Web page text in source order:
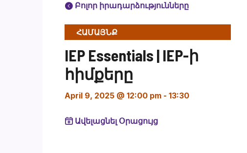
Բոլոր իրադարձությունները
ՀԱՄԱՅՆՔ
IEP Essentials | IEP-ի
հիմքերը
April 9, 2025 @ 12:00 pm - 13:30
Ավելացնել Օրացույց